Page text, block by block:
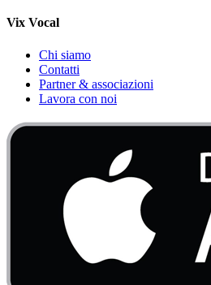
Vix Vocal
Chi siamo
Contatti
Partner & associazioni
Lavora con noi